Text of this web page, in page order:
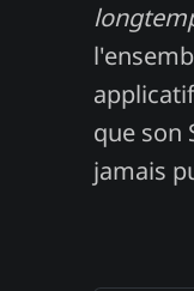
que son
jamais